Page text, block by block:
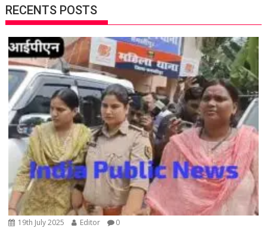
RECENTS POSTS
19th July 2025 Editor 0